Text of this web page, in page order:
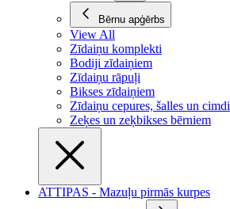
Bērnu apģērbs
View All
Zīdaiņu komplekti
Bodiji zīdaiņiem
Zīdaiņu rāpuļi
Bikses zīdaiņiem
Zīdaiņu cepures, šalles un cimdi
Zeķes un zeķbikses bērniem
ATTIPAS - Mazuļu pirmās kurpes